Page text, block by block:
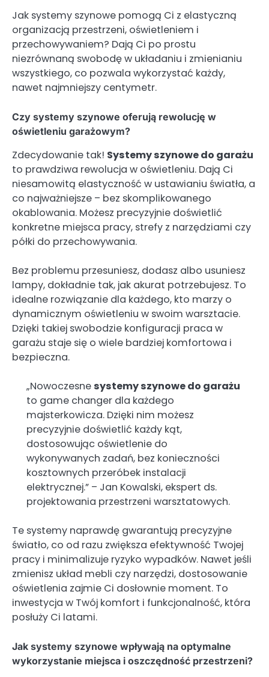
Jak systemy szynowe pomogą Ci z elastyczną
organizacją przestrzeni, oświetleniem i
przechowywaniem? Dają Ci po prostu
niezrównaną swobodę w układaniu i zmienianiu
wszystkiego, co pozwala wykorzystać każdy,
nawet najmniejszy centymetr.
Czy systemy szynowe oferują rewolucję w
oświetleniu garażowym?
Zdecydowanie tak! Systemy szynowe do garażu
to prawdziwa rewolucja w oświetleniu. Dają Ci
niesamowitą elastyczność w ustawianiu światła, a
co najważniejsze – bez skomplikowanego
okablowania. Możesz precyzyjnie doświetlić
konkretne miejsca pracy, strefy z narzędziami czy
półki do przechowywania.
Bez problemu przesuniesz, dodasz albo usuniesz
lampy, dokładnie tak, jak akurat potrzebujesz. To
idealne rozwiązanie dla każdego, kto marzy o
dynamicznym oświetleniu w swoim warsztacie.
Dzięki takiej swobodzie konfiguracji praca w
garażu staje się o wiele bardziej komfortowa i
bezpieczna.
„Nowoczesne systemy szynowe do garażu
to game changer dla każdego
majsterkowicza. Dzięki nim możesz
precyzyjnie doświetlić każdy kąt,
dostosowując oświetlenie do
wykonywanych zadań, bez konieczności
kosztownych przeróbek instalacji
elektrycznej.” – Jan Kowalski, ekspert ds.
projektowania przestrzeni warsztatowych.
Te systemy naprawdę gwarantują precyzyjne
światło, co od razu zwiększa efektywność Twojej
pracy i minimalizuje ryzyko wypadków. Nawet jeśli
zmienisz układ mebli czy narzędzi, dostosowanie
oświetlenia zajmie Ci dosłownie moment. To
inwestycja w Twój komfort i funkcjonalność, która
posłuży Ci latami.
Jak systemy szynowe wpływają na optymalne
wykorzystanie miejsca i oszczędność przestrzeni?